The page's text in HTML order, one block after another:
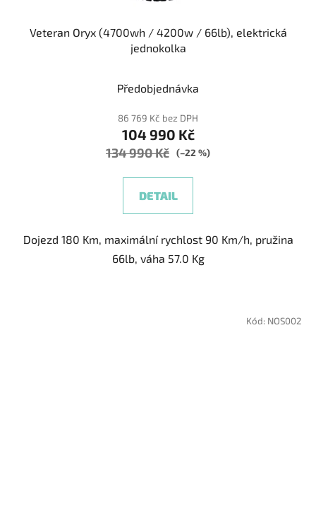
Veteran Oryx (4700wh / 4200w / 66lb), elektrická
jednokolka
hodnocení
produktu
je
5,0
5
Předobjednávka
86 769 Kč bez DPH
104 990 Kč
134 990 Kč (–22 %)
DETAIL
Dojezd 180 Km, maximální rychlost 90 Km/h, pružina
66lb, váha 57.0 Kg
Kód: NOS002